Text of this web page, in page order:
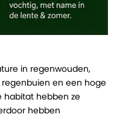
in regenwouden,
en een hoge
habitat hebben ze
hebben